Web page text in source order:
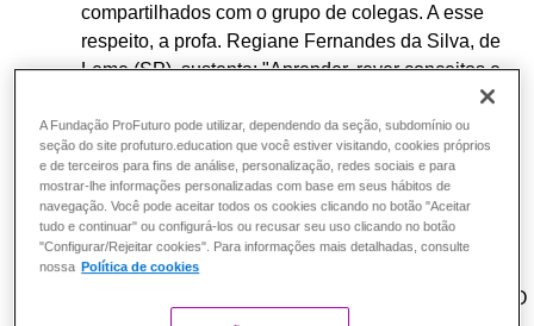
compartilhados com o grupo de colegas. A esse
respeito, a profa. Regiane Fernandes da Silva, de
Leme (SP), sustenta: "Aprender, rever conceitos e
paradigmas, bem como trocar ideias com outros
profissionais é fundamental para a formação
continuada do professor".
Todas as formações oferecidas naPlataforma
Escolas Conectadasestão alinhadas à BNCC, são
100% gratuitas e certificadas por instituições de
ensino reconhecidas pelo Ministério da Educação. O
A Fundação ProFuturo pode utilizar, dependendo da seção, subdomínio ou
seção do site profuturo.education que você estiver visitando, cookies próprios
e de terceiros para fins de análise, personalização, redes sociais e para
mostrar-lhe informações personalizadas com base em seus hábitos de
navegação. Você pode aceitar todos os cookies clicando no botão "Aceitar
tudo e continuar" ou configurá-los ou recusar seu uso clicando no botão
"Configurar/Rejeitar cookies". Para informações mais detalhadas, consulte
nossa Política de cookies